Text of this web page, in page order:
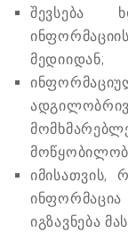
შევსება
მედიიდან;
იმისათვის,
ინფორმაცია
იგზავნება